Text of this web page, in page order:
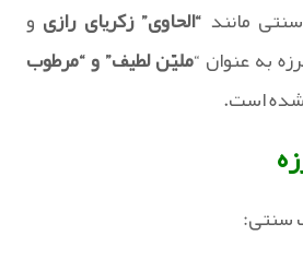
مانند “الحاوی” زکریای رازی و
به عنوان “ملیّن لطیف” و “مرطوب
است.
سنتی: